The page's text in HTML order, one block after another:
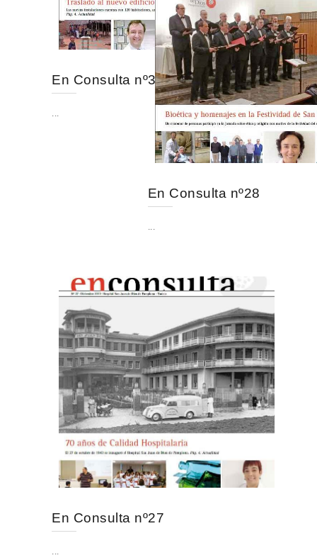
En Consulta nº30
En Consulta nº28
En Consulta nº27